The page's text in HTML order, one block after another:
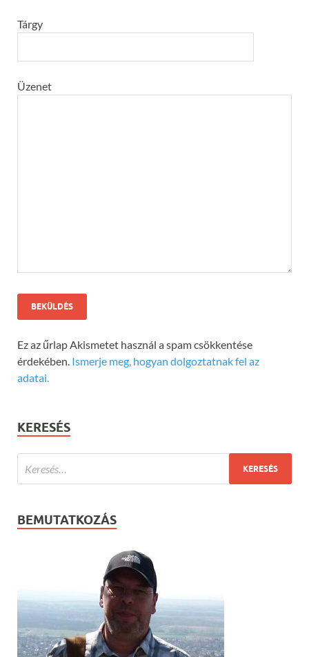
Tárgy
Üzenet
Ez az űrlap Akismetet használ a spam csökkentése
érdekében. Ismerje meg, hogyan dolgoztatnak fel az
adatai.
KERESÉS
BEMUTATKOZÁS